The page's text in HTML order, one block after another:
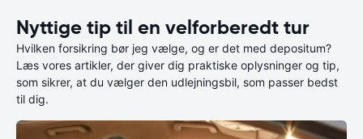
Nyttige tip til en velforberedt tur
Hvilken forsikring bør jeg vælge, og er det med depositum?
Læs vores artikler, der giver dig praktiske oplysninger og tip,
som sikrer, at du vælger den udlejningsbil, som passer bedst
til dig.